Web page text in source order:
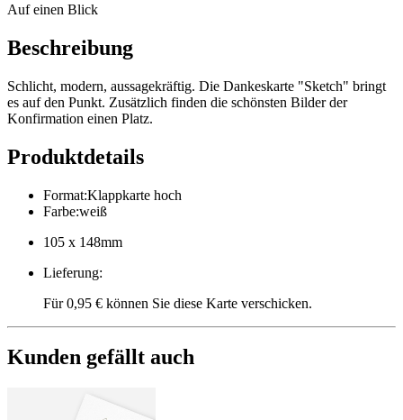
Auf einen Blick
Beschreibung
Schlicht, modern, aussagekräftig. Die Dankeskarte "Sketch" bringt
es auf den Punkt. Zusätzlich finden die schönsten Bilder der
Konfirmation einen Platz.
Produktdetails
Format:Klappkarte hoch
Farbe:weiß
105 x 148mm
Lieferung:
Für 0,95 € können Sie diese Karte verschicken.
Kunden gefällt auch